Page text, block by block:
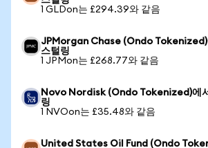
1 GLDon는 £294.39와 같음
JPMorgan Chase (Ondo Tokenized)
스털링
1 JPMon는 £268.77와 같음
Novo Nordisk (Ondo Tokenized)에
링
1 NVOon는 £35.48와 같음
United States Oil Fund (Ondo